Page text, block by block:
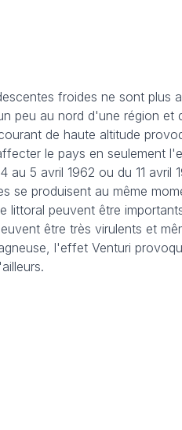
froides ne sont plus
peu au nord d'une région et
de haute altitude
le pays en seulement
au 5 avril 1962 ou du 11 avril
se produisent au même
littoral peuvent être
être très virulents et
l'effet Venturi